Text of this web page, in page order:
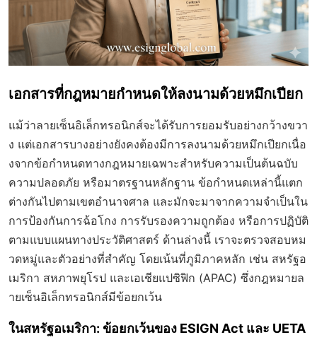
เอกสารที่กฎหมายกำหนดให้ลงนามด้วยหมึกเปียก
แม้ว่าลายเซ็นอิเล็กทรอนิกส์จะได้รับการยอมรับอย่างกว้างขวา
ง แต่เอกสารบางอย่างยังคงต้องมีการลงนามด้วยหมึกเปียกเนื่อ
งจากข้อกำหนดทางกฎหมายเฉพาะสำหรับความเป็นต้นฉบับ
ความปลอดภัย หรือมาตรฐานหลักฐาน ข้อกำหนดเหล่านี้แตก
ต่างกันไปตามเขตอำนาจศาล และมักจะมาจากความจำเป็นใน
การป้องกันการฉ้อโกง การรับรองความถูกต้อง หรือการปฏิบัติ
ตามแบบแผนทางประวัติศาสตร์ ด้านล่างนี้ เราจะตรวจสอบหม
วดหมู่และตัวอย่างที่สำคัญ โดยเน้นที่ภูมิภาคหลัก เช่น สหรัฐอ
เมริกา สหภาพยุโรป และเอเชียแปซิฟิก (APAC) ซึ่งกฎหมายล
ายเซ็นอิเล็กทรอนิกส์มีข้อยกเว้น
ในสหรัฐอเมริกา: ข้อยกเว้นของ ESIGN Act และ UETA